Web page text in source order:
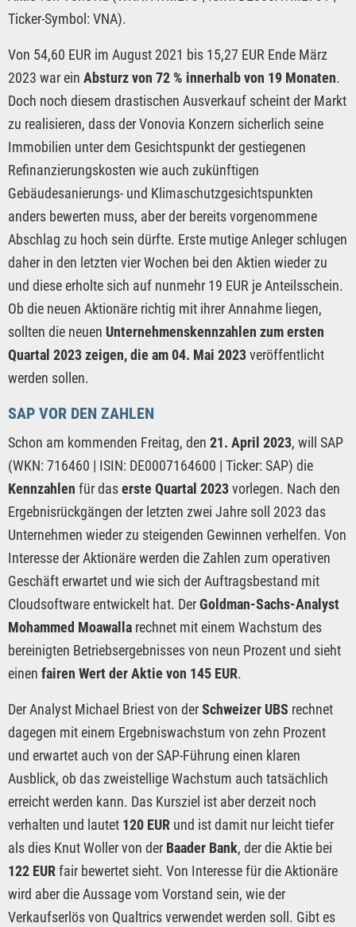
Ticker-Symbol: VNA).
Von 54,60 EUR im August 2021 bis 15,27 EUR Ende März
2023 war ein Absturz von 72 % innerhalb von 19 Monaten.
Doch noch diesem drastischen Ausverkauf scheint der Markt
zu realisieren, dass der Vonovia Konzern sicherlich seine
Immobilien unter dem Gesichtspunkt der gestiegenen
Refinanzierungskosten wie auch zukünftigen
Gebäudesanierungs- und Klimaschutzgesichtspunkten
anders bewerten muss, aber der bereits vorgenommene
Abschlag zu hoch sein dürfte. Erste mutige Anleger schlugen
daher in den letzten vier Wochen bei den Aktien wieder zu
und diese erholte sich auf nunmehr 19 EUR je Anteilsschein.
Ob die neuen Aktionäre richtig mit ihrer Annahme liegen,
sollten die neuen Unternehmenskennzahlen zum ersten
Quartal 2023 zeigen, die am 04. Mai 2023veröffentlicht
werden sollen.
SAP VOR DEN ZAHLEN
Schon am kommenden Freitag, den 21. April 2023, will SAP
(WKN: 716460 | ISIN: DE0007164600 | Ticker: SAP) die
Kennzahlen für daserste Quartal 2023vorlegen. Nach den
Ergebnisrückgängen der letzten zwei Jahre soll 2023 das
Unternehmen wieder zu steigenden Gewinnen verhelfen. Von
Interesse der Aktionäre werden die Zahlen zum operativen
Geschäft erwartet und wie sich der Auftragsbestand mit
Cloudsoftware entwickelt hat. DerGoldman-Sachs-Analyst
Mohammed Moawalla rechnet mit einem Wachstum des
bereinigten Betriebsergebnisses von neun Prozent und sieht
einen fairen Wert der Aktie von 145 EUR.
Der Analyst Michael Briest von derSchweizer UBS rechnet
dagegen mit einem Ergebniswachstum von zehn Prozent
und erwartet auch von der SAP-Führung einen klaren
Ausblick, ob das zweistellige Wachstum auch tatsächlich
erreicht werden kann. Das Kursziel ist aber derzeit noch
verhalten und lautet 120 EUR und ist damit nur leicht tiefer
als dies Knut Woller von der Baader Bank, der die Aktie bei
122 EURfair bewertet sieht. Von Interesse für die Aktionäre
wird aber die Aussage vom Vorstand sein, wie der
Verkaufserlös von Qualtrics verwendet werden soll. Gibt es